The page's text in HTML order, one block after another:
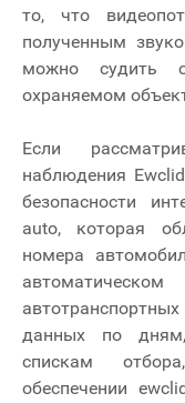
то, что
полученным
можно судить
охраняемом
Если
наблюдения
безопасности
auto, которая
номера
данных по
спискам
обеспечении